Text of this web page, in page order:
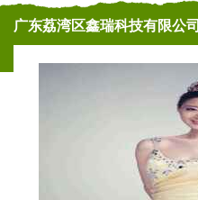
广东荔湾区鑫瑞科技有限公司